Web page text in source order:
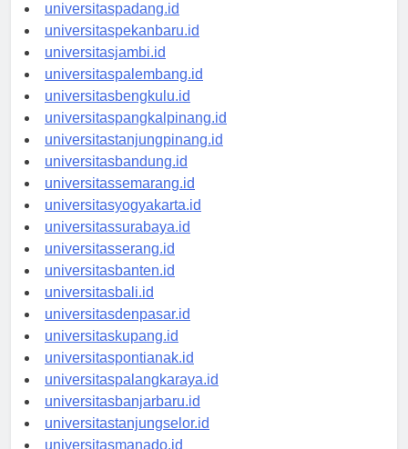
universitasmedan.id
universitaspadang.id
universitaspekanbaru.id
universitasjambi.id
universitaspalembang.id
universitasbengkulu.id
universitaspangkalpinang.id
universitastanjungpinang.id
universitasbandung.id
universitassemarang.id
universitasyogyakarta.id
universitassurabaya.id
universitasserang.id
universitasbanten.id
universitasbali.id
universitasdenpasar.id
universitaskupang.id
universitaspontianak.id
universitaspalangkaraya.id
universitasbanjarbaru.id
universitastanjungselor.id